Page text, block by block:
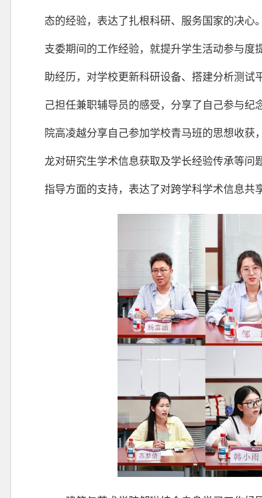
态的经验，表达了扎根科研、服务国家的决
支委期间的工作经验，就提升学生活动参与
助经历，对学校更新科研设备、搭建分析测试
己担任兼职辅导员的感受，分享了自己参与
院高凌越分享自己参加学校青马班的思想收
龙对研究生学术信息获取及学长经验传承等
指导方面的支持，表达了对跨学科学术信息共